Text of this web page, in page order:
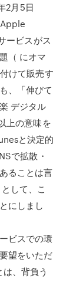
2月5日
ービスがス
（ にオマ
けて販売す
、「伸びて
デジタル
上の意味を
と決定的
で拡散・
ることは言
して、こ
にしまし
ビスでの環
望をいただ
、背負う